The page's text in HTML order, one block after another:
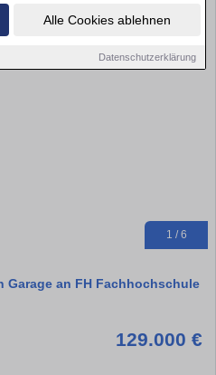
Alle Cookies ablehnen
Datenschutzerklärung
1 / 6
an FH Fachhochschule
129.000 €